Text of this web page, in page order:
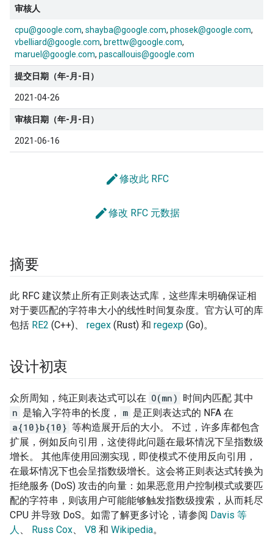
审核人
cpu@google.com shayba@google.com phosek@google.com
vbelliard@google.com brettw@google.com
maruel@google.com pascallouis@google.com
提交日期（年-月-日）
2021-04-26
审核日期（年-月-日）
2021-06-16
edit修改此 RFC
edit修改 RFC 元数据
摘要
此 RFC 建议禁止所有正则表达式库，这些库未明确保证相
对于要匹配的字符串大小的线性时间复杂度。官方认可的库
包括 RE2 (C++)、 regex (Rust) 和 regexp (Go)。
设计初衷
众所周知，纯正则表达式可以在 O(mn) 时间内匹配 其中
n 是输入字符串的长度， m 是正则表达式的 NFA 在
a{10}b{10} 等构造展开后的大小。 不过，许多库都包含
扩展，例如反向引用，这使得此问题在最坏情况下呈指数级
增长。 其他库使用回溯实现，即使模式不使用反向引用，
在最坏情况下也会呈指数级增长。这会将正则表达式转换为
拒绝服务 (DoS) 攻击的向量：如果恶意用户控制模式或要匹
配的字符串，则该用户可能能够触发指数级搜索，从而耗尽
CPU 并导致 DoS。如需了解更多讨论，请参阅 Davis 等
人 、 Russ Cox、 V8 和 Wikipedia。